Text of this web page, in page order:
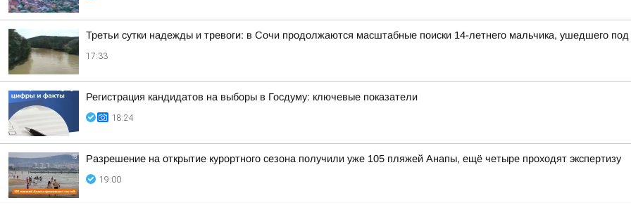
Третьи сутки надежды и тревоги: в Сочи продолжаются масштабные поиски 14-летнего мальчика, ушедшего под
17:33
Регистрация кандидатов на выборы в Госдуму: ключевые показатели
18:24
Разрешение на открытие курортного сезона получили уже 105 пляжей Анапы, ещё четыре проходят экспертизу
19:00